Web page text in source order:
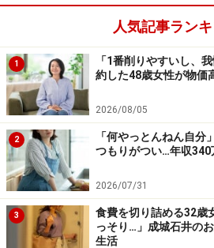
最新の情報や詳細については、必ず各
の公式情報をご確認ください。
【編集部からのお知らせ】
・「家計」について、アンケート
中です！
※抽選で20名にAmazonギフト券
※謝礼付きの限定アンケートやモニ
なります
人気記事ラン
1
「1番削りやすいし、
約した48歳女性が物価
2026/08/05
2
「何やっとんねん自分
つもりがつい…年収
2026/07/31
3
食費を切り詰める32歳
っそり…」成城石井の
生活